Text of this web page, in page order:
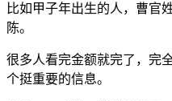
比如甲子年出生的人，曹官
陈。
很多人看完金额就完了，完
个挺重要的信息。